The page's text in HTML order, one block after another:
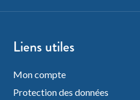
Liens utiles
Mon compte
Protection des données